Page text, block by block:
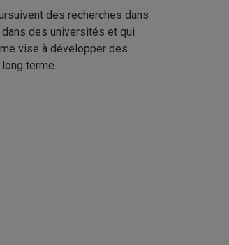
des recherches dans
des universités et qui
vise à développer des
terme.